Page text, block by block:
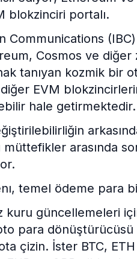
blokzinciri portalı.
Communications
Cosmos ve
tanıyan kozmik bir
EVM
hale getirmektedir.
arasında
temel ödeme para
kuru güncellemeleri
para dönüştürücüsü
çizin. İster BTC,